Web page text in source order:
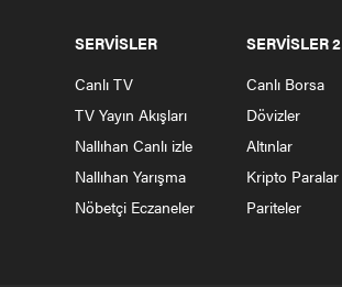
SERVİSLER
Canlı TV
TV Yayın Akışları
Nallıhan Canlı izle
Nallıhan Yarışma
Nöbetçi Eczaneler
SERVİSLER 2
Canlı Borsa
Dövizler
Altınlar
Kripto Paralar
Pariteler